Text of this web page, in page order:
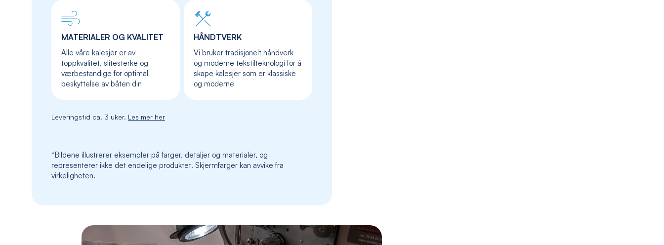
MATERIALER OG KVALITET
Alle våre kalesjer er av
toppkvalitet, slitesterke og
værbestandige for optimal
beskyttelse av båten din
HÅNDTVERK
Vi bruker tradisjonelt håndverk
og moderne tekstilteknologi for å
skape kalesjer som er klassiske
og moderne
Leveringstid ca. 3 uker. Les mer her
*Bildene illustrerer eksempler på farger, detaljer og materialer, og
representerer ikke det endelige produktet. Skjermfarger kan avvike fra
virkeligheten.